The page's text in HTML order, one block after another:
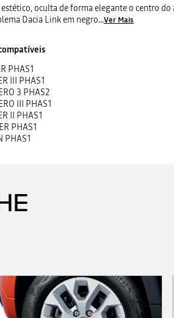
oculta de forma elegante o centro do
Dacia Link em negro...Ver Mais
PHAS1
III PHAS1
3 PHAS2
III PHAS1
II PHAS1
PHAS1
PHAS1